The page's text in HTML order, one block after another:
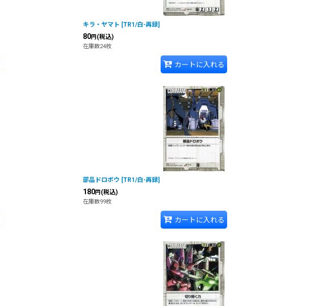
キラ・ヤマト [TR1/白-再録]
80円 (税込)
在庫数24枚
カートに入れる
部品ドロボウ [TR1/白-再録]
180円 (税込)
在庫数99枚
カートに入れる